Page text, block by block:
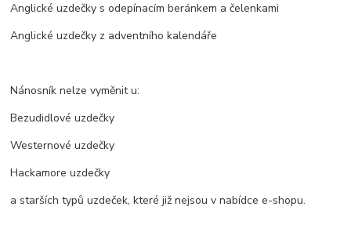
Anglické uzdečky s odepínacím beránkem a čelenkami
Anglické uzdečky z adventního kalendáře
Nánosník nelze vyměnit u:
Bezudidlové uzdečky
Westernové uzdečky
Hackamore uzdečky
a starších typů uzdeček, které již nejsou v nabídce e-shopu.